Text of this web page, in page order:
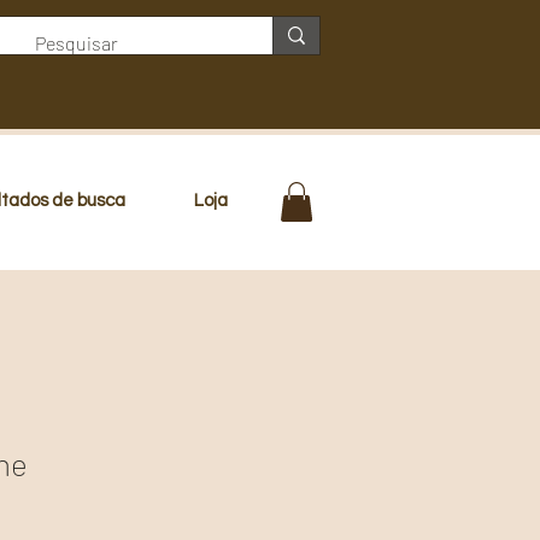
de busca Loja